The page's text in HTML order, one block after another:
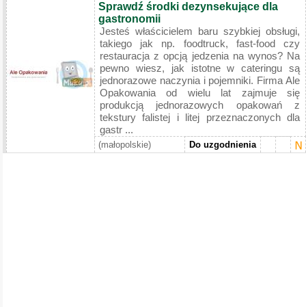
Sprawdź środki dezynsekujące dla
gastronomii
Jesteś właścicielem baru szybkiej obsługi,
takiego jak np. foodtruck, fast-food czy
restauracja z opcją jedzenia na wynos? Na
pewno wiesz, jak istotne w cateringu są
jednorazowe naczynia i pojemniki. Firma Ale
Opakowania od wielu lat zajmuje się
produkcją jednorazowych opakowań z
tekstury falistej i litej przeznaczonych dla
gastr ...
(małopolskie) Do uzgodnienia